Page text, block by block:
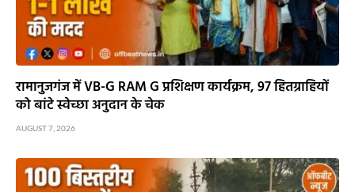
रामानुजगंज में VB-G RAM G प्रशिक्षण कार्यक्रम, 97 हितग्राहियों
को बांटे स्वेच्छा अनुदान के चेक
AUGUST 7, 2026